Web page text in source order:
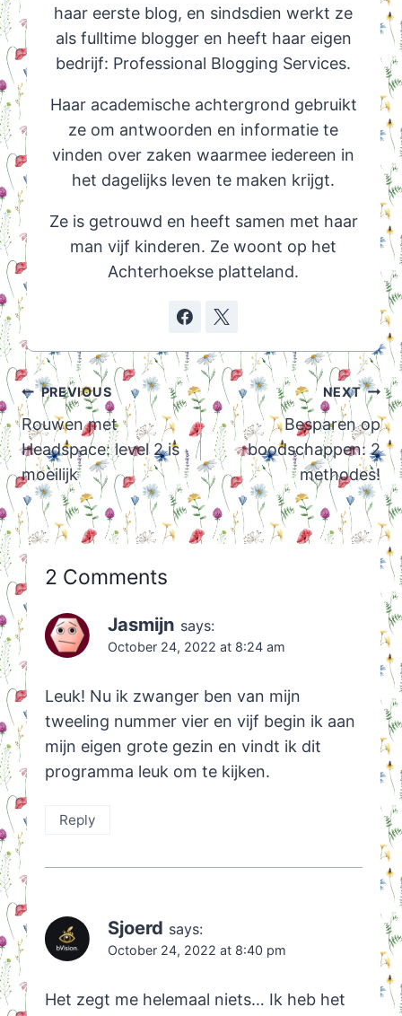
haar eerste blog, en sindsdien werkt ze
als fulltime blogger en heeft haar eigen
bedrijf: Professional Blogging Services.
Haar academische achtergrond gebruikt
ze om antwoorden en informatie te
vinden over zaken waarmee iedereen in
het dagelijks leven te maken krijgt.
Ze is getrouwd en heeft samen met haar
man vijf kinderen. Ze woont op het
Achterhoekse platteland.
Post
navigation
PREVIOUS
Rouwen met
Headspace: level 2 is
moeilijk
NEXT
Besparen op
boodschappen: 2
methodes!
2 Comments
Jasmijn says:
October 24, 2022 at 8:24 am
Leuk! Nu ik zwanger ben van mijn
tweeling nummer vier en vijf begin ik aan
mijn eigen grote gezin en vindt ik dit
programma leuk om te kijken.
Reply
Sjoerd says:
October 24, 2022 at 8:40 pm
Het zegt me helemaal niets… Ik heb het